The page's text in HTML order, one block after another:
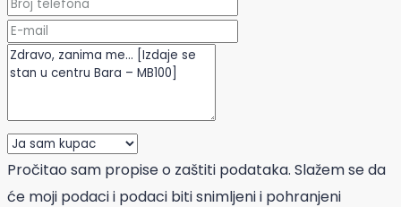
Pročitao sam propise o zaštiti podataka. Slažem se da
će moji podaci i podaci biti snimljeni i pohranjeni